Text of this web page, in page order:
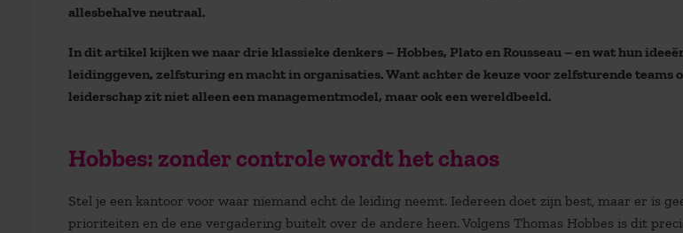
allesbehalve neutraal.
In dit artikel kijken we naar drie klassieke denkers – Hobbes, Plato en Rousseau – en wat hun
leidinggeven, zelfsturing en macht in organisaties. Want achter de keuze voor zelfsturende teams
leiderschap zit niet alleen een managementmodel, maar ook een wereldbeeld.
Hobbes: zonder controle wordt het chaos
Stel je een kantoor voor waar niemand echt de leiding neemt. Iedereen doet zijn best, maar er is
prioriteiten en de ene vergadering buitelt over de andere heen. Volgens Thomas Hobbes is dit